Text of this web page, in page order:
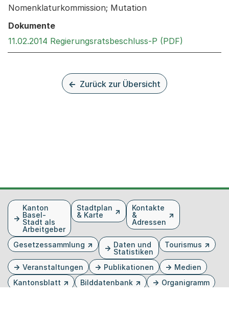
Nomenklaturkommission; Mutation
Dokumente
11.02.2014 Regierungsratsbeschluss-P (PDF)
Zurück zur Übersicht
FusszeileKanton
Basel-
Stadt als
Arbeitgeber
Stadtplan
& Karte
Kontakte
&
Adressen
Gesetzessammlung
Daten und
Statistiken
Tourismus
Veranstaltungen Publikationen
Medien
Kantonsblatt
Bilddatenbank
Organigramm